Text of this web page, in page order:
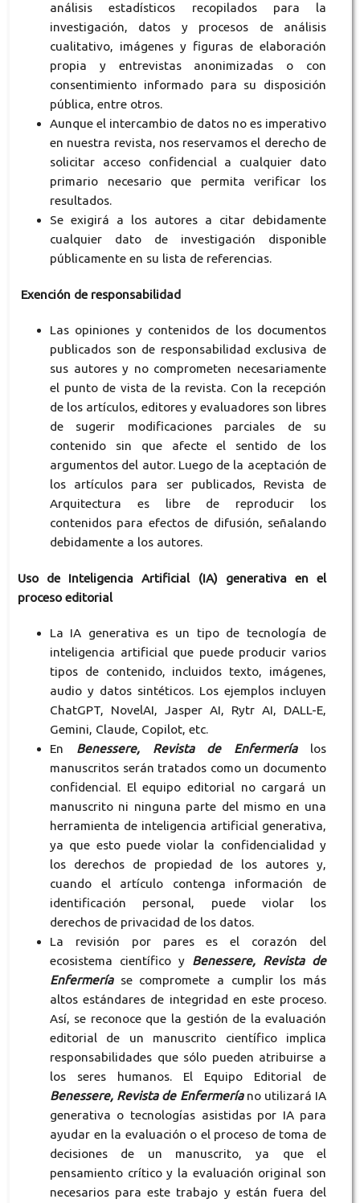
análisis estadísticos recopilados para la
investigación, datos y procesos de análisis
cualitativo, imágenes y figuras de elaboración
propia y entrevistas anonimizadas o con
consentimiento informado para su disposición
pública, entre otros.
Aunque el intercambio de datos no es imperativo
en nuestra revista, nos reservamos el derecho de
solicitar acceso confidencial a cualquier dato
primario necesario que permita verificar los
resultados.
Se exigirá a los autores a citar debidamente
cualquier dato de investigación disponible
públicamente en su lista de referencias.
Exención de responsabilidad
Las opiniones y contenidos de los documentos
publicados son de responsabilidad exclusiva de
sus autores y no comprometen necesariamente
el punto de vista de la revista. Con la recepción
de los artículos, editores y evaluadores son libres
de sugerir modificaciones parciales de su
contenido sin que afecte el sentido de los
argumentos del autor. Luego de la aceptación de
los artículos para ser publicados, Revista de
Arquitectura es libre de reproducir los
contenidos para efectos de difusión, señalando
debidamente a los autores.
Uso de Inteligencia Artificial (IA) generativa en el
proceso editorial
La IA generativa es un tipo de tecnología de
inteligencia artificial que puede producir varios
tipos de contenido, incluidos texto, imágenes,
audio y datos sintéticos. Los ejemplos incluyen
ChatGPT, NovelAI, Jasper AI, Rytr AI, DALL-E,
Gemini, Claude, Copilot, etc.
En Benessere, Revista de Enfermeríalos
manuscritos serán tratados como un documento
confidencial. El equipo editorial no cargará un
manuscrito ni ninguna parte del mismo en una
herramienta de inteligencia artificial generativa,
ya que esto puede violar la confidencialidad y
los derechos de propiedad de los autores y,
cuando el artículo contenga información de
identificación personal, puede violar los
derechos de privacidad de los datos.
La revisión por pares es el corazón del
ecosistema científico y Benessere, Revista de
Enfermeríase compromete a cumplir los más
altos estándares de integridad en este proceso.
Así, se reconoce que la gestión de la evaluación
editorial de un manuscrito científico implica
responsabilidades que sólo pueden atribuirse a
los seres humanos. El Equipo Editorial de
Benessere, Revista de Enfermeríano utilizará IA
generativa o tecnologías asistidas por IA para
ayudar en la evaluación o el proceso de toma de
decisiones de un manuscrito, ya que el
pensamiento crítico y la evaluación original son
necesarios para este trabajo y están fuera del